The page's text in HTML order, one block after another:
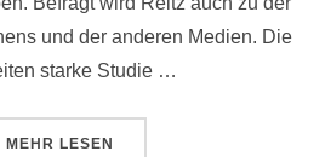
und der anderen Medien. Die
starke Studie …
MEHR ÜBER “REITZ ÜBT KRITIK AM
LESEN